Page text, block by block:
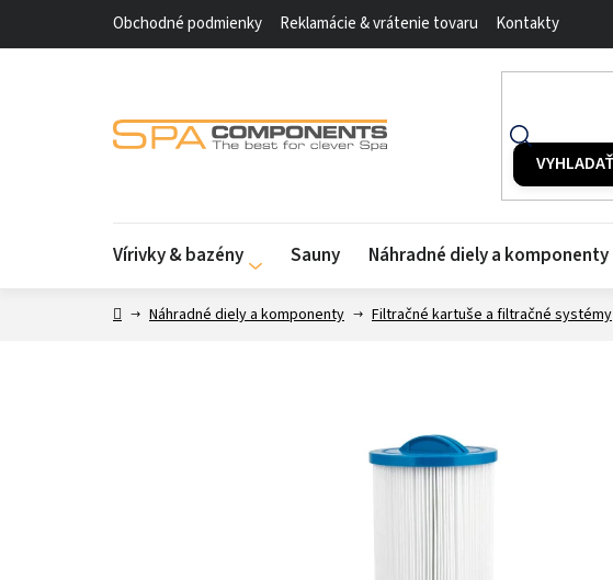
Obchodné podmienky Reklamácie & vrátenie tovaru Kontakty
Vírivky & bazény Sauny Náhradné diely a komponenty
DomovNáhradné diely a komponenty Filtračné kartuše a filtračné systémy